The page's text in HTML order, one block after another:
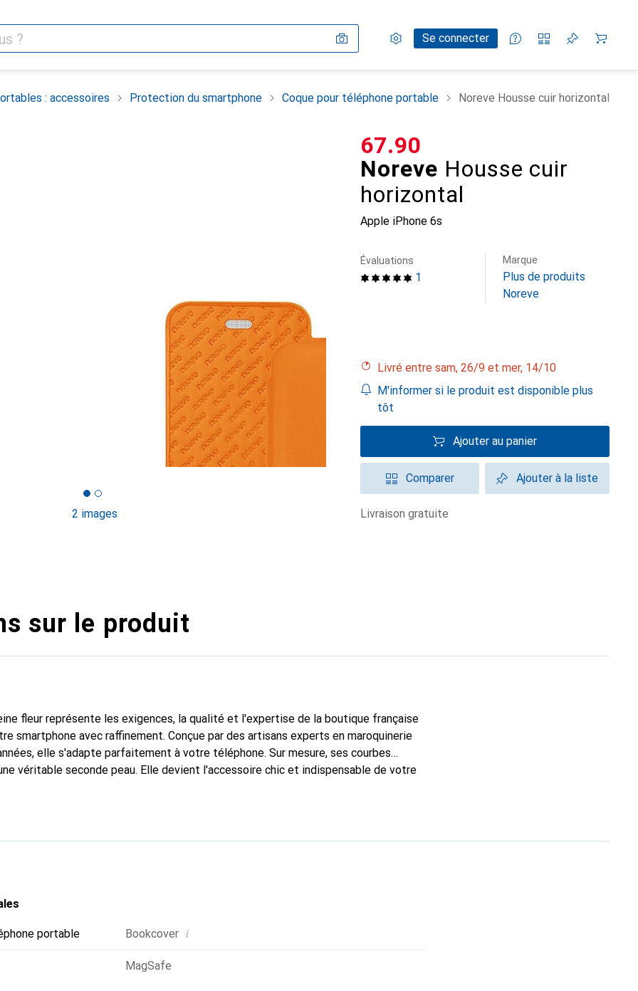
Paramètres
Compte clientSe connecter
Listes de comparaison
Listes d'envies
Panier
: accessoires Protection du smartphone Coque pour téléphone portable Noreve Housse cuir horizontal
2 images
Noreve Housse cuir
horizontal
Apple iPhone 6s
CHF
67.90
1
Évaluations Marque
Plus de produits
Noreve
Livré entre sam, 26/9 et mer, 14/10
M'informer si le produit est disponible plus
tôt
Ajouter au panier
Comparer Ajouter à la liste
livraison gratuite
sur le produit
fleur représente les exigences, la qualité et l'expertise de la boutique française
smartphone avec raffinement. Conçue par des artisans experts en maroquinerie
elle s'adapte parfaitement à votre téléphone. Sur mesure, ses courbes
véritable seconde peau. Elle devient l'accessoire chic et indispensable de votre
exigeante.
portable Bookcover i
MagSafe